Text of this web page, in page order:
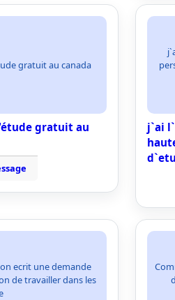
gratuit au canada
gratuit au
j`ai
ecrit une demande
de travailler dans les